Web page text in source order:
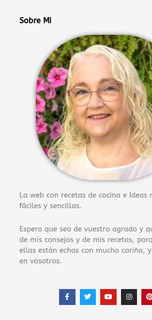
Sobre Mi
La web con recetas de cocina e Ideas
fáciles y sencillas.
Espero que sea de vuestro agrado y
de mis consejos y de mis recetas,
ellas están echas con mucho cariño,
en vosotros.
F
a
c
T
w
i
Y
o
u
I
n
s
i